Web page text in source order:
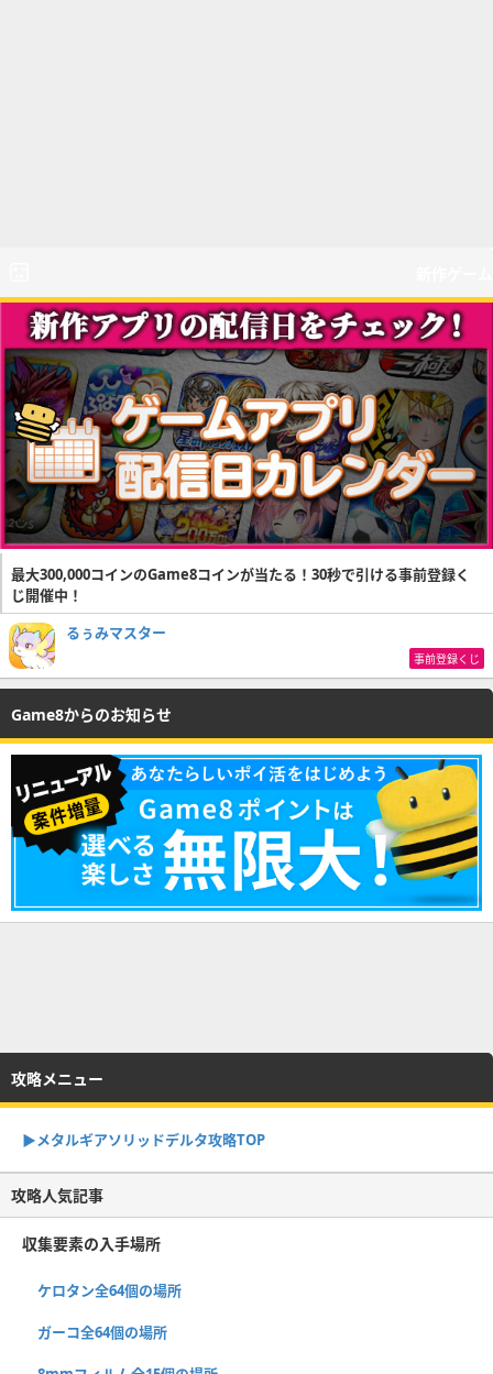
最大300,000コインのGame8コインが当たる！30秒で引ける事前登録く
じ開催中！
るぅみマスター
事前登録くじ
Game8からのお知らせ
攻略メニュー
▶︎メタルギアソリッドデルタ攻略TOP
攻略人気記事
収集要素の入手場所
ケロタン全64個の場所
ガーコ全64個の場所